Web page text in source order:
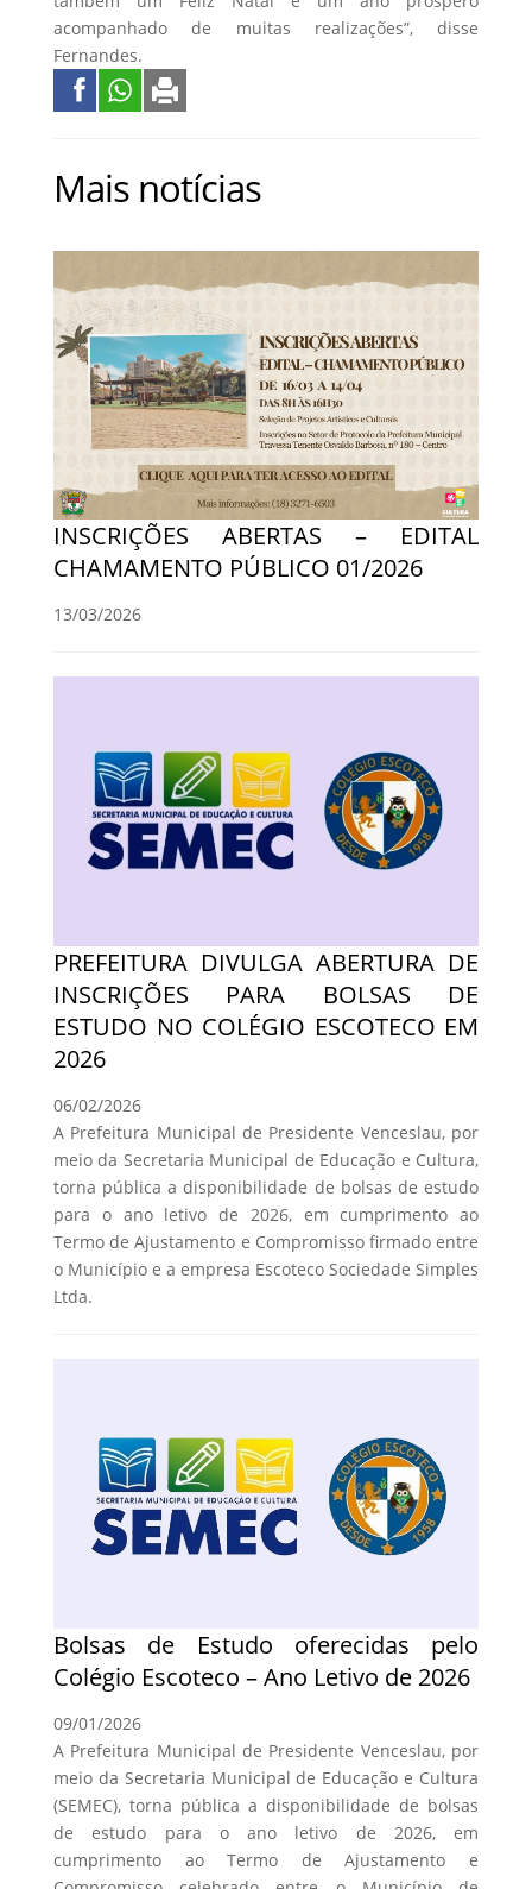
acompanhado de muitas realizações”, disse
Fernandes.
Mais notícias
INSCRIÇÕES ABERTAS – EDITAL
CHAMAMENTO PÚBLICO 01/2026
13/03/2026
PREFEITURA DIVULGA ABERTURA DE
INSCRIÇÕES PARA BOLSAS DE
ESTUDO NO COLÉGIO ESCOTECO EM
2026
06/02/2026
A Prefeitura Municipal de Presidente Venceslau, por
meio da Secretaria Municipal de Educação e Cultura,
torna pública a disponibilidade de bolsas de estudo
para o ano letivo de 2026, em cumprimento ao
Termo de Ajustamento e Compromisso firmado entre
o Município e a empresa Escoteco Sociedade Simples
Ltda.
Bolsas de Estudo oferecidas pelo
Colégio Escoteco – Ano Letivo de 2026
09/01/2026
A Prefeitura Municipal de Presidente Venceslau, por
meio da Secretaria Municipal de Educação e Cultura
(SEMEC), torna pública a disponibilidade de bolsas
de estudo para o ano letivo de 2026, em
cumprimento ao Termo de Ajustamento e